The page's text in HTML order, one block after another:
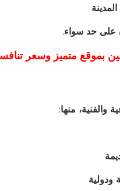
على حد سواء.
متميز وسعر تنافسي
منها: